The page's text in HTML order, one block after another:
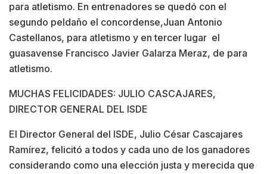
para atletismo. En entrenadores se quedó con el
segundo peldaño el concordense,Juan Antonio
Castellanos, para atletismo y en tercer lugar el
guasavense Francisco Javier Galarza Meraz, de para
atletismo.
MUCHAS FELICIDADES: JULIO CASCAJARES,
DIRECTOR GENERAL DEL ISDE
El Director General del ISDE, Julio César Cascajares
Ramírez, felicitó a todos y cada uno de los ganadores
considerando como una elección justa y merecida que